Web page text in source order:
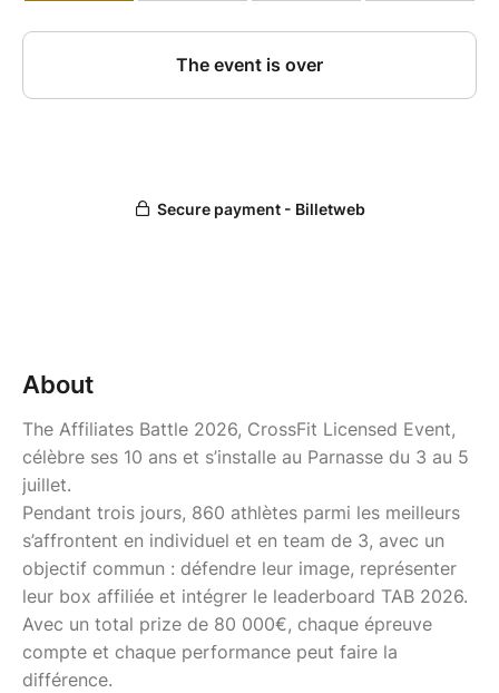
About
The Affiliates Battle 2026, CrossFit Licensed Event,
célèbre ses 10 ans et s’installe au Parnasse du 3 au 5
juillet.
Pendant trois jours, 860 athlètes parmi les meilleurs
s’affrontent en individuel et en team de 3, avec un
objectif commun : défendre leur image, représenter
leur box affiliée et intégrer le leaderboard TAB 2026.
Avec un total prize de 80 000€, chaque épreuve
compte et chaque performance peut faire la
différence.